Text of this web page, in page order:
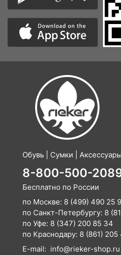
Обувь | Сумки | Аксессуары
8-800-500-
Бесплатно по России
по Москве: 8 (499) 490 25
по Санкт-Петербургу: 8
по Уфе: 8 (347) 200 85 34
по Краснодару: 8 (861)
E-mail: info@rieker-shop.ru